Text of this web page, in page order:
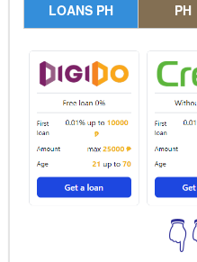
LOANS PH
PH